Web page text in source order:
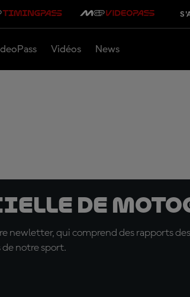
Vidéos News
de
qui comprend des rapports des
de notre sport.